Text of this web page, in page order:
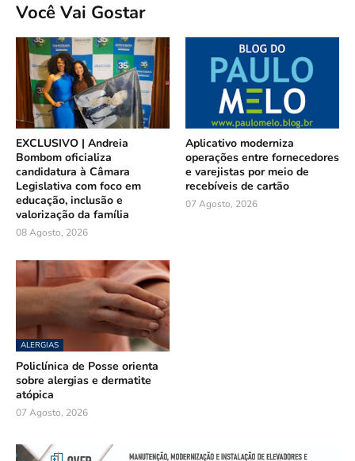
Você Vai Gostar
EXCLUSIVO | Andreia
Bombom oficializa
candidatura à Câmara
Legislativa com foco em
educação, inclusão e
valorização da família
08 Agosto, 2026
Aplicativo moderniza
operações entre fornecedores
e varejistas por meio de
recebíveis de cartão
07 Agosto, 2026
ALERGIAS
Policlínica de Posse orienta
sobre alergias e dermatite
atópica
07 Agosto, 2026